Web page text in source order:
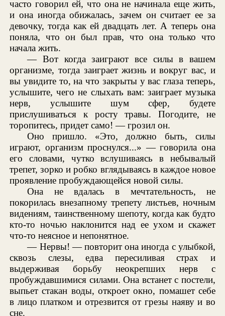
часто говорил ей, что она не начинала еще жить,
и она иногда обижалась, зачем он считает ее за
девочку, тогда как ей двадцать лет. А теперь она
поняла, что он был прав, что она только что
начала жить.
— Вот когда заиграют все силы в вашем
организме, тогда заиграет жизнь и вокруг вас, и
вы увидите то, на что закрыты у вас глаза теперь,
услышите, чего не слыхать вам: заиграет музыка
нерв, услышите шум сфер, будете
прислушиваться к росту травы. Погодите, не
торопитесь, придет само! — грозил он.
Оно пришло. «Это, должно быть, силы
играют, организм проснулся...» — говорила она
его словами, чутко вслушиваясь в небывалый
трепет, зорко и робко вглядываясь в каждое новое
проявление пробуждающейся новой силы.
Она не вдалась в мечтательность, не
покорилась внезапному трепету листьев, ночным
видениям, таинственному шепоту, когда как будто
кто-то ночью наклонится над ее ухом и скажет
что-то неясное и непонятное.
— Нервы! — повторит она иногда с улыбкой,
сквозь слезы, едва пересиливая страх и
выдерживая борьбу неокрепших нерв с
пробуждавшимися силами. Она встанет с постели,
выпьет стакан воды, откроет окно, помашет себе
в лицо платком и отрезвится от грезы наяву и во
сне.